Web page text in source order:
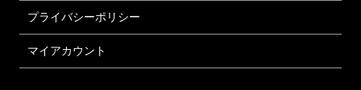
プライバシーポリシー
マイアカウント